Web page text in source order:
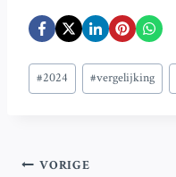
Bericht
tags:
#2024 #vergelijking
VORIGE